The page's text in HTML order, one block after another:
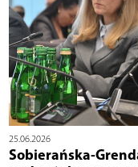
25.06.2026
Sobierańska-